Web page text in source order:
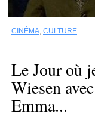
CINÉMA, CULTURE
Le Jour où
Wiesen
Emma...